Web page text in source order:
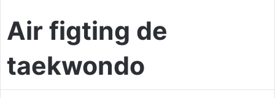
Air figting de
taekwondo